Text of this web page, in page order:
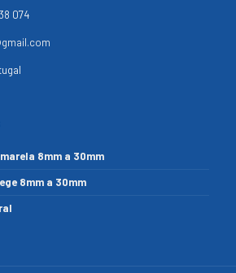
074
8mm a 30mm
8mm a 30mm